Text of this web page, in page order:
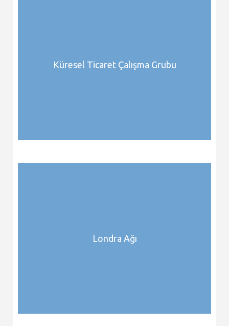
Küresel Ticaret Çalışma Grubu
Londra Ağı